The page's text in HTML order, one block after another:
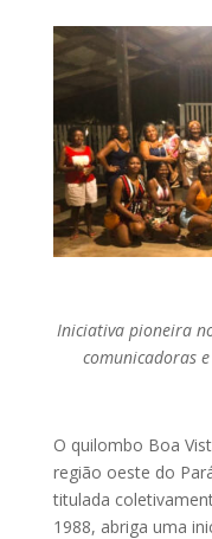
Iniciativa pioneira
comunicadoras
O quilombo Boa
região oeste do
titulada
1988, abriga uma